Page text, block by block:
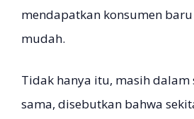
mendapatkan konsumen
mudah.
Tidak hanya itu, masih dalam
sama, disebutkan bahwa